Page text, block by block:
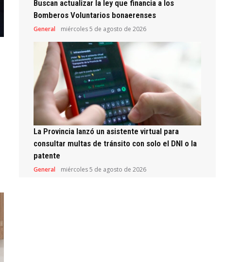
Buscan actualizar la ley que financia a los
Bomberos Voluntarios bonaerenses
General miércoles 5 de agosto de 2026
La Provincia lanzó un asistente virtual para
consultar multas de tránsito con solo el DNI o la
patente
General miércoles 5 de agosto de 2026